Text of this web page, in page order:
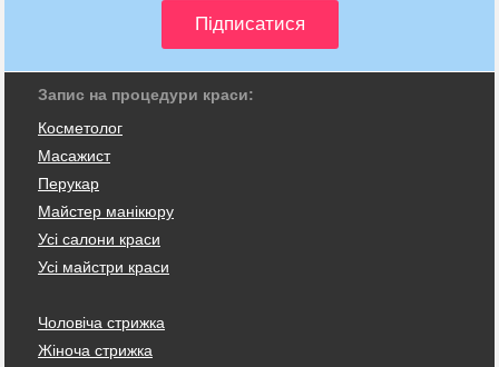
Запис на процедури краси:
Косметолог
Масажист
Перукар
Майстер манікюру
Усі салони краси
Усі майстри краси
Чоловіча стрижка
Жіноча стрижка